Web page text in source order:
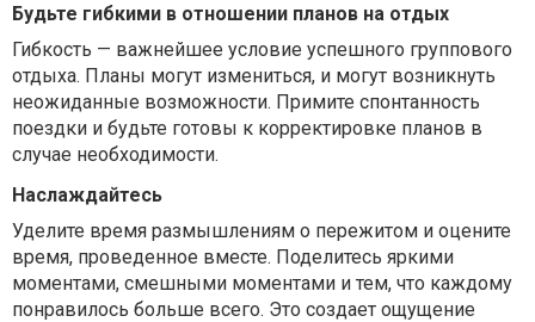
Будьте гибкими в отношении планов на отдых
Гибкость — важнейшее условие успешного группового
отдыха. Планы могут измениться, и могут возникнуть
неожиданные возможности. Примите спонтанность
поездки и будьте готовы к корректировке планов в
случае необходимости.
Наслаждайтесь
Уделите время размышлениям о пережитом и оцените
время, проведенное вместе. Поделитесь яркими
моментами, смешными моментами и тем, что каждому
понравилось больше всего. Это создает ощущение